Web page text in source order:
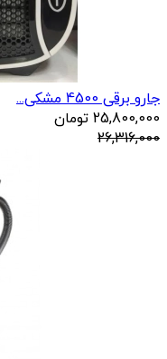
جارو برقی 4500 مشکی...
25,800,000 تومان
26,316,000